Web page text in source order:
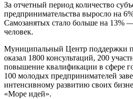
За отчетный период количество
предпринимательства выросло на
Самозанятых стало больше на 13%
человек.
Муниципальный Центр поддержки
оказал 1800 консультаций, 200
повышение квалификации в сфере
100 молодых предпринимателей
интенсивному развитию своих
«Море идей».